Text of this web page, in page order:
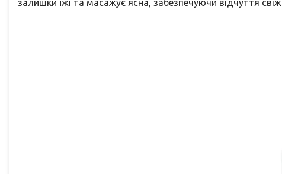
залишки їжі та масажує ясна, забезпечуючи відчуття